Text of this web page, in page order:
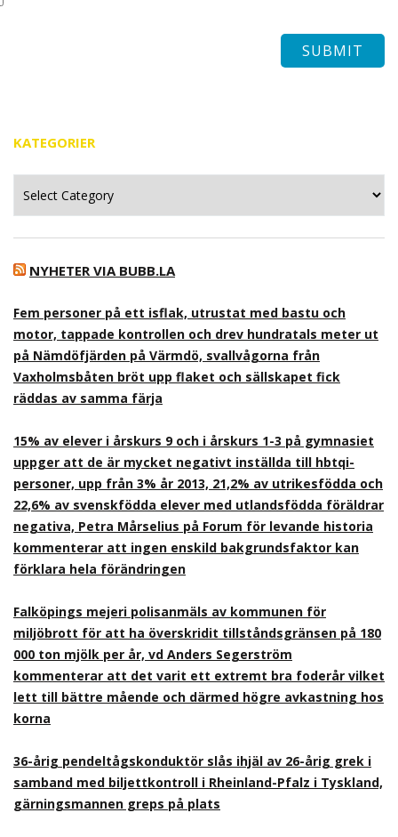
KATEGORIER
NYHETER VIA BUBB.LA
Fem personer på ett isflak, utrustat med bastu och
motor, tappade kontrollen och drev hundratals meter ut
på Nämdöfjärden på Värmdö, svallvågorna från
Vaxholmsbåten bröt upp flaket och sällskapet fick
räddas av samma färja
15% av elever i årskurs 9 och i årskurs 1-3 på gymnasiet
uppger att de är mycket negativt inställda till hbtqi-
personer, upp från 3% år 2013, 21,2% av utrikesfödda och
22,6% av svenskfödda elever med utlandsfödda föräldrar
negativa, Petra Mårselius på Forum för levande historia
kommenterar att ingen enskild bakgrundsfaktor kan
förklara hela förändringen
Falköpings mejeri polisanmäls av kommunen för
miljöbrott för att ha överskridit tillståndsgränsen på 180
000 ton mjölk per år, vd Anders Segerström
kommenterar att det varit ett extremt bra foderår vilket
lett till bättre mående och därmed högre avkastning hos
korna
36-årig pendeltågskonduktör slås ihjäl av 26-årig grek i
samband med biljettkontroll i Rheinland-Pfalz i Tyskland,
gärningsmannen greps på plats